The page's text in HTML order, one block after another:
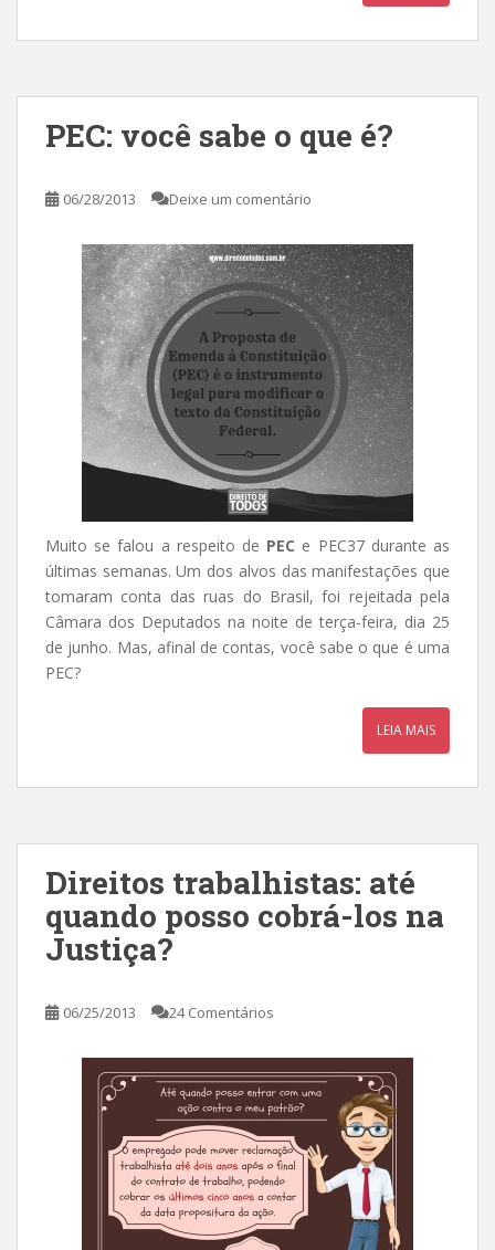
PEC: você sabe o que é?
06/28/2013 Deixe um comentário
Muito se falou a respeito de PEC e PEC37 durante as
últimas semanas. Um dos alvos das manifestações que
tomaram conta das ruas do Brasil, foi rejeitada pela
Câmara dos Deputados na noite de terça-feira, dia 25
de junho. Mas, afinal de contas, você sabe o que é uma
PEC?
LEIA MAIS
Direitos trabalhistas: até
quando posso cobrá-los na
Justiça?
06/25/2013 24 Comentários